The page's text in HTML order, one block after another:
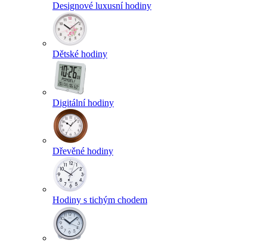
Designové luxusní hodiny
Dětské hodiny
Digitální hodiny
Dřevěné hodiny
Hodiny s tichým chodem